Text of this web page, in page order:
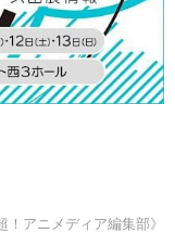
！アニメディア編集部》